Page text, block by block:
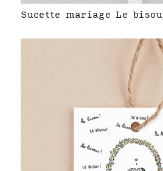
Sucette mariage Le bisou